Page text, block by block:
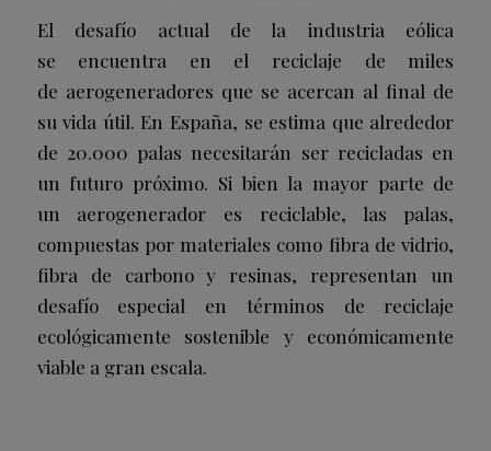
El desafío actual de la industria eólica
se encuentra en el reciclaje de miles
de aerogeneradores que se acercan al final de
su vida útil. En España, se estima que alrededor
de 20.000 palas necesitarán ser recicladas en
un futuro próximo. Si bien la mayor parte de
un aerogenerador es reciclable, las palas,
compuestas por materiales como fibra de vidrio,
fibra de carbono y resinas, representan un
desafío especial en términos de reciclaje
ecológicamente sostenible y económicamente
viable a gran escala.